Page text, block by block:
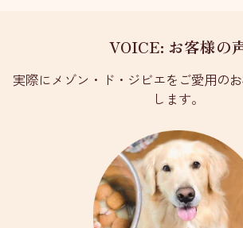
VOICE: お客様の
実際にメゾン・ド・ジビエをご愛用の
します。